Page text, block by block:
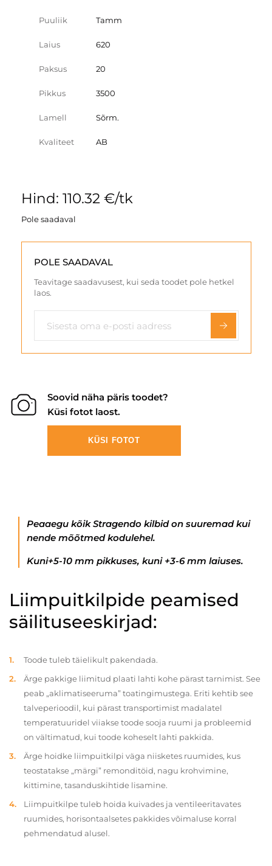
Puuliik Tamm
Laius 620
Paksus 20
Pikkus 3500
Lamell Sõrm.
Kvaliteet AB
Hind: 110.32 €/tk
Pole saadaval
POLE SAADAVAL
Teavitage saadavusest, kui seda toodet pole hetkel
laos.
Soovid näha päris toodet?
Küsi fotot laost.
KÜSI FOTOT
Peaaegu kõik Stragendo kilbid on suuremad kui
nende mõõtmed kodulehel.
Kuni+5-10 mm pikkuses, kuni +3-6 mm laiuses.
Liimpuitkilpide peamised
säilituseeskirjad:
Toode tuleb täielikult pakendada.
Ärge pakkige liimitud plaati lahti kohe pärast tarnimist. See
peab „aklimatiseeruma” toatingimustega. Eriti kehtib see
talveperioodil, kui pärast transportimist madalatel
temperatuuridel viiakse toode sooja ruumi ja probleemid
on vältimatud, kui toode koheselt lahti pakkida.
Ärge hoidke liimpuitkilpi väga niisketes ruumides, kus
teostatakse „märgi” remonditöid, nagu krohvimine,
kittimine, tasanduskihtide lisamine.
Liimpuitkilpe tuleb hoida kuivades ja ventileeritavates
ruumides, horisontaalsetes pakkides võimaluse korral
pehmendatud alusel.